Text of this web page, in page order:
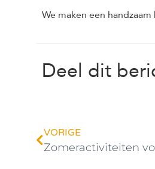
We maken een
Deel dit
VORIGE
Zomeractiviteiten